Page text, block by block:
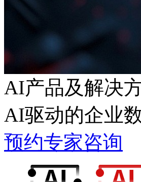
AI产品及解决
AI驱动的企业
预约专家咨询